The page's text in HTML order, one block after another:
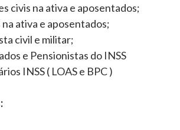
civis na ativa e aposentados;
ativa e aposentados;
civil e militar;
e Pensionistas do INSS
INSS ( LOAS e BPC )